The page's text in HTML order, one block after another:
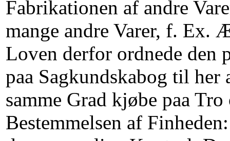
Fabrikationen af andre
mange andre Varer, f. Ex.
Loven derfor ordnede den
paa Sagkundskabog til
samme Grad kjøbe paa
Bestemmelsen af